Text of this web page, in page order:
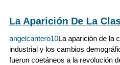
La Aparición De La
angelcantero10La aparición de la
industrial y los cambios
fueron coetáneos a la revolución